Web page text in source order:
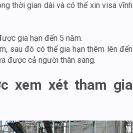
thời gian dài và có thể xin visa vĩnh
gia hạn đến 5 năm.
sau đó có thể gia hạn thêm lên đến
được cả người thân sang.
xem xét tham gia